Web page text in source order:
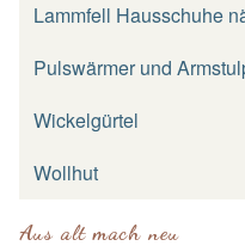
Lammfell Hausschuhe
Pulswärmer und
Wickelgürtel
Wollhut
Aus alt mach neu